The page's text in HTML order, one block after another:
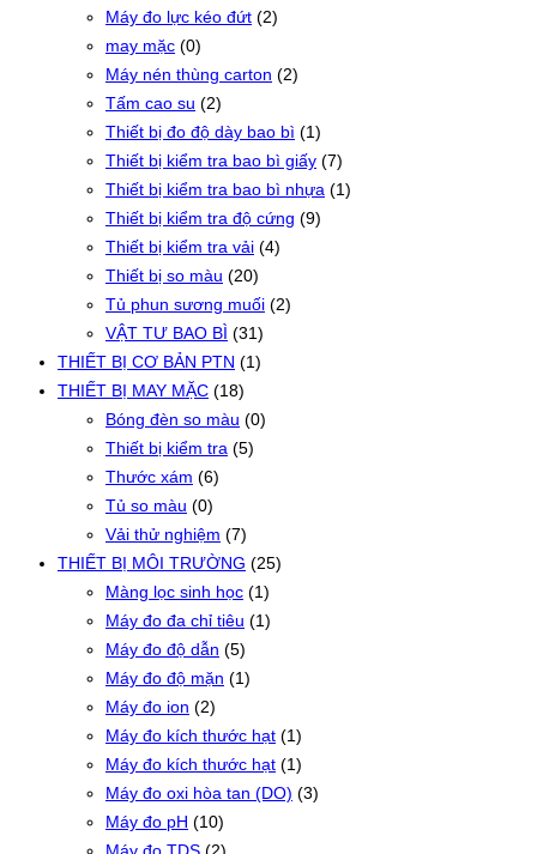
Máy đo lực kéo đứt (2)
may mặc (0)
Máy nén thùng carton (2)
Tấm cao su (2)
Thiết bị đo độ dày bao bì (1)
Thiết bị kiểm tra bao bì giấy (7)
Thiết bị kiểm tra bao bì nhựa (1)
Thiết bị kiểm tra độ cứng (9)
Thiết bị kiểm tra vải (4)
Thiết bị so màu (20)
Tủ phun sương muối (2)
VẬT TƯ BAO BÌ (31)
THIẾT BỊ CƠ BẢN PTN (1)
THIẾT BỊ MAY MẶC (18)
Bóng đèn so màu (0)
Thiết bị kiểm tra (5)
Thước xám (6)
Tủ so màu (0)
Vải thử nghiệm (7)
THIẾT BỊ MÔI TRƯỜNG (25)
Màng lọc sinh học (1)
Máy đo đa chỉ tiêu (1)
Máy đo độ dẫn (5)
Máy đo độ mặn (1)
Máy đo ion (2)
Máy đo kích thước hạt (1)
Máy đo kích thước hạt (1)
Máy đo oxi hòa tan (DO) (3)
Máy đo pH (10)